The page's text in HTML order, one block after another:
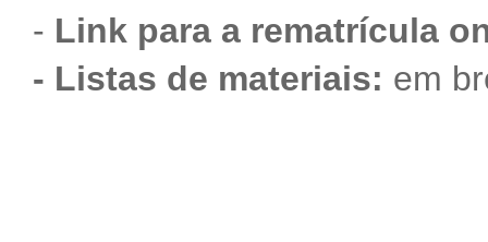
- Link para a rematrícula
- Listas de materiais: em